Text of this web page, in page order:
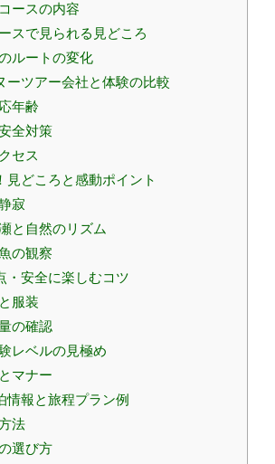
ースの内容
スで見られる見どころ
ルートの変化
ーツアー会社と体験の比較
年齢
全対策
セス
見どころと感動ポイント
寂
と自然のリズム
の観察
・安全に楽しむコツ
服装
の確認
レベルの見極め
マナー
情報と旅程プラン例
法
選び方